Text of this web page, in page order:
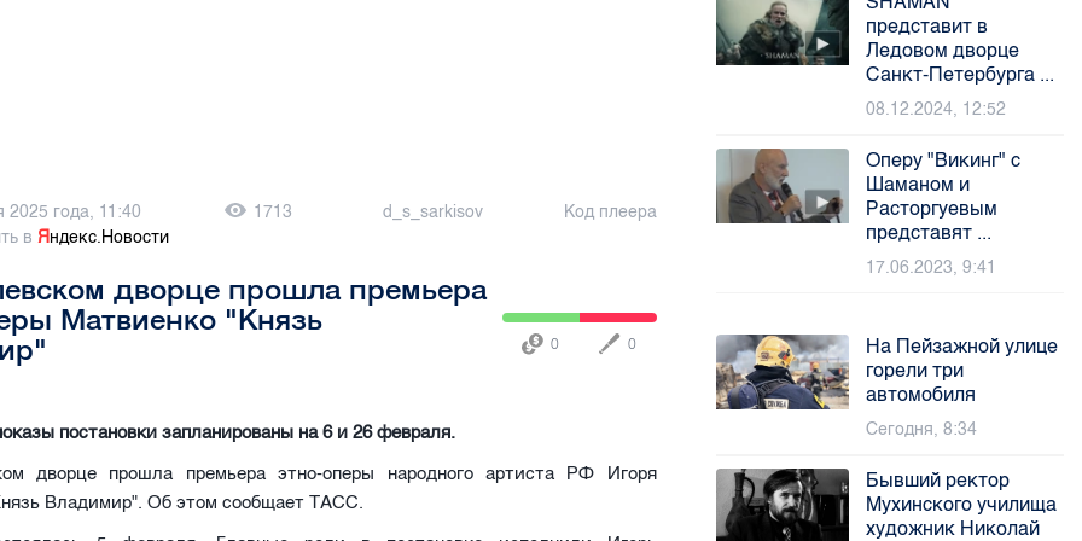
года, 11:40 1713 d_s_sarkisov
Код плеера
вЯндекс.Новости
дворце прошла премьера
Матвиенко "Князь
0 0
постановки запланированы на 6 и 26 февраля.
дворце прошла премьера этно-оперы народного артиста РФ Игоря
Владимир". Об этом сообщает ТАСС.
представит в
Ледовом дворце
Санкт-Петербурга ...
08.12.2024, 12:52
Оперу "Викинг" с
Шаманом и
Расторгуевым
представят ...
17.06.2023, 9:41
На Пейзажной улице
горели три
автомобиля
Сегодня, 8:34
Бывший ректор
Мухинского училища
художник Николай